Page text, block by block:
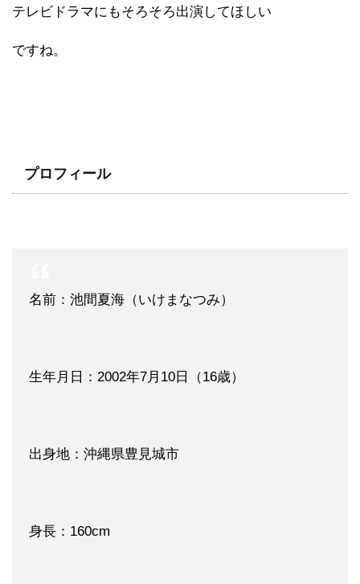
テレビドラマにもそろそろ出演してほしい
ですね。
プロフィール
名前：池間夏海（いけまなつみ）
生年月日：2002年7月10日（16歳）
出身地：沖縄県豊見城市
身長：160cm